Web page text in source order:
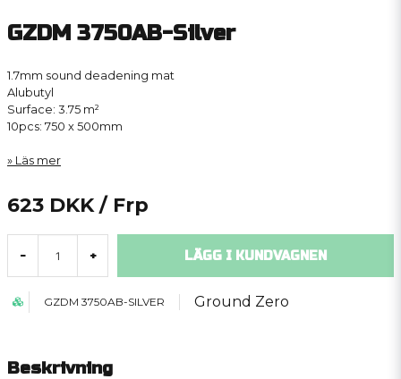
GZDM 3750AB-Silver
1.7mm sound deadening mat
Alubutyl
Surface: 3.75 m²
10pcs: 750 x 500mm
Läs mer
623 DKK / Frp
- + LÄGG I KUNDVAGNEN
GZDM 3750AB-SILVER Ground Zero
Beskrivning